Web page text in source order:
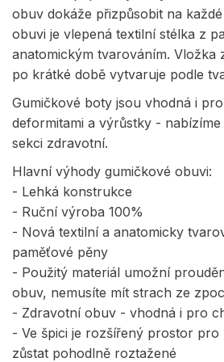
obuv dokáže přizpůsobit na
obuvi je vlepená textilní stélka z
anatomickým tvarováním. Vložka
po krátké době vytvaruje podle
Gumičkové boty jsou vhodná i
deformitami a výrůstky -
sekci zdravotní.
Hlavní výhody gumičkové obuvi:
- Lehká konstrukce
- Ruční výroba 100%
- Nová textilní a anatomicky
paměťové pěny
- Použitý materiál umožní
obuv, nemusíte mít strach ze
- Zdravotní obuv - vhodná i pro
- Ve špici je rozšířený prostor
zůstat pohodlně roztažené